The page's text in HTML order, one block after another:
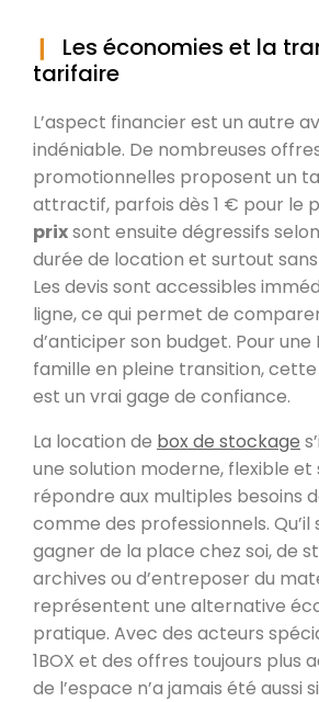
Les économies et la
tarifaire
L’aspect financier est un autre
indéniable. De nombreuses
promotionnelles proposent un
attractif, parfois dès 1 € pour le
prixsont ensuite dégressifs
durée de location et surtout
Les devis sont accessibles
ligne, ce qui permet de
d’anticiper son budget. Pour une
famille en pleine transition,
est un vrai gage de confiance.
La location de box de stockage
une solution moderne, flexible et
répondre aux multiples besoins
comme des professionnels. Qu’il
gagner de la place chez soi, de
archives ou d’entreposer du
représentent une alternative
pratique. Avec des acteurs
1BOX et des offres toujours plus
de l’espace n’a jamais été aussi